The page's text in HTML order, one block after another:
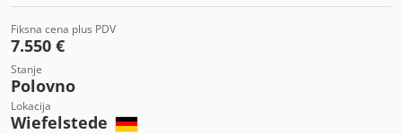
Fiksna cena plus PDV
7.550 €
Stanje
Polovno
Lokacija
Wiefelstede